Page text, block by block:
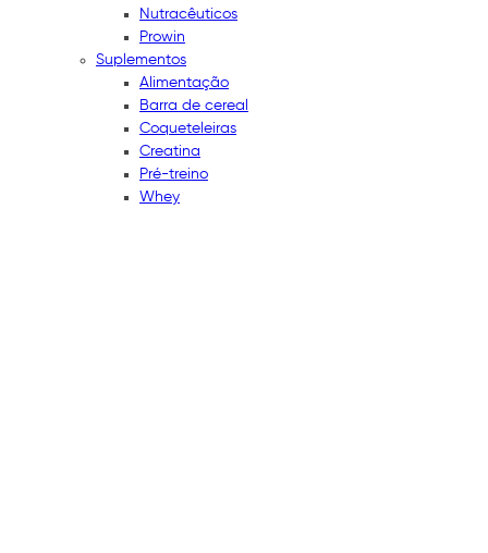
Nutracêuticos
Prowin
Suplementos
Alimentação
Barra de cereal
Coqueteleiras
Creatina
Pré-treino
Whey